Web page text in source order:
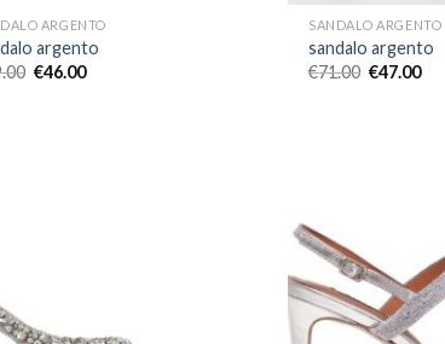
ARGENTO
argento
€46.00
SANDALO ARGENTO
sandalo argento
€71.00 €47.00